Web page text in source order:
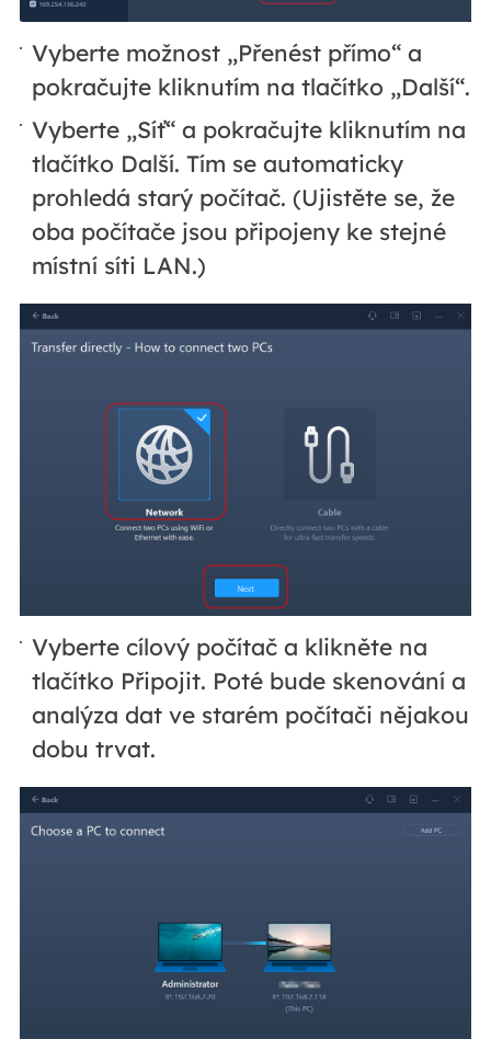
Vyberte možnost „Přenést přímo“ a
pokračujte kliknutím na tlačítko „Další“.
Vyberte „Síť“ a pokračujte kliknutím na
tlačítko Další. Tím se automaticky
prohledá starý počítač. (Ujistěte se, že
oba počítače jsou připojeny ke stejné
místní síti LAN.)
Vyberte cílový počítač a klikněte na
tlačítko Připojit. Poté bude skenování a
analýza dat ve starém počítači nějakou
dobu trvat.